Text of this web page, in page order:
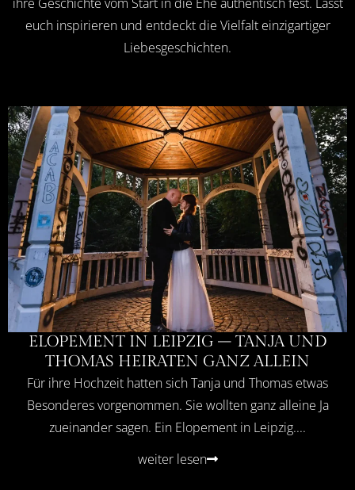
euch inspirieren und entdeckt die Vielfalt einzigartiger
Liebesgeschichten.
ELOPEMENT IN LEIPZIG – TANJA UND
THOMAS HEIRATEN GANZ ALLEIN
Für ihre Hochzeit hatten sich Tanja und Thomas etwas
Besonderes vorgenommen. Sie wollten ganz alleine Ja
zueinander sagen. Ein Elopement in Leipzig....
weiter lesen